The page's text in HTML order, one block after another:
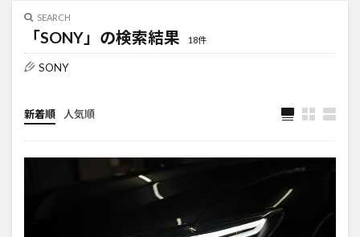
SEARCH
「SONY」の検索結果 18件
SONY
新着順 人気順